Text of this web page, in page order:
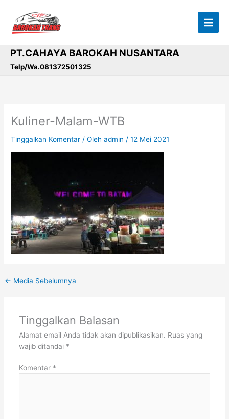
konten
PT.CAHAYA BAROKAH NUSANTARA
Telp/Wa.081372501325
Kuliner-Malam-WTB
Tinggalkan Komentar / Olehadmin /12 Mei 2021
← Media Sebelumnya
Tinggalkan Balasan
Alamat email Anda tidak akan dipublikasikan. Ruas yang
wajib ditandai *
Komentar *